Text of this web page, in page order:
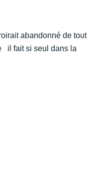
abandonné de tout
il fait si seul dans la